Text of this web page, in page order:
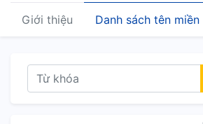
Giới thiệu Danh sách tên miền